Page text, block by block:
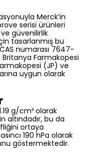
Merck’in
serisi ürünleri
ve güvenilirlik
tasarlanmış bu
numarası 7647-
Britanya Farmakopesi
(JP) ve
uygun olarak
g/cm³ olarak
altındadır, bu da
ortaya
190 hPa olarak
göstermektedir.